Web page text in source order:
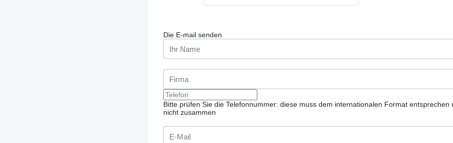
Die E-mail senden
Bitte prüfen Sie die Telefonnummer: diese muss dem internationalen Format entsprechen
nicht zusammen